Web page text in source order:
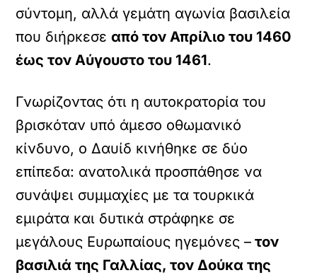
σύντομη, αλλά γεμάτη αγωνία βασιλεία
που διήρκεσεαπό τον Απρίλιο του 1460
έως τον Αύγουστο του 1461.
Γνωρίζοντας ότι η αυτοκρατορία του
βρισκόταν υπό άμεσο οθωμανικό
κίνδυνο, ο Δαυίδ κινήθηκε σε δύο
επίπεδα: ανατολικά προσπάθησε να
συνάψει συμμαχίες με τα τουρκικά
εμιράτα και δυτικά στράφηκε σε
μεγάλους Ευρωπαίους ηγεμόνες – τον
βασιλιά της Γαλλίας, τον Δούκα της